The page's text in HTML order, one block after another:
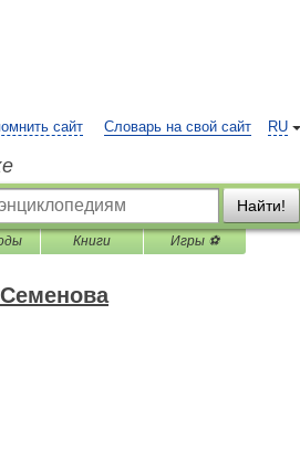
RU
сайт Словарь на свой сайт
Найти!
Книги Игры ⚽